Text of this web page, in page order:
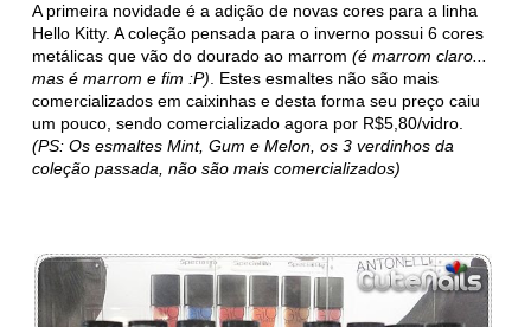
A primeira novidade é a adição de novas cores para a linha
Hello Kitty. A coleção pensada para o inverno possui 6 cores
metálicas que vão do dourado ao marrom(é marrom claro...
mas é marrom e fim :P). Estes esmaltes não são mais
comercializados em caixinhas e desta forma seu preço caiu
um pouco, sendo comercializado agora por R$5,80/vidro.
(PS: Os esmaltes Mint, Gum e Melon, os 3 verdinhos da
coleção passada, não são mais comercializados)